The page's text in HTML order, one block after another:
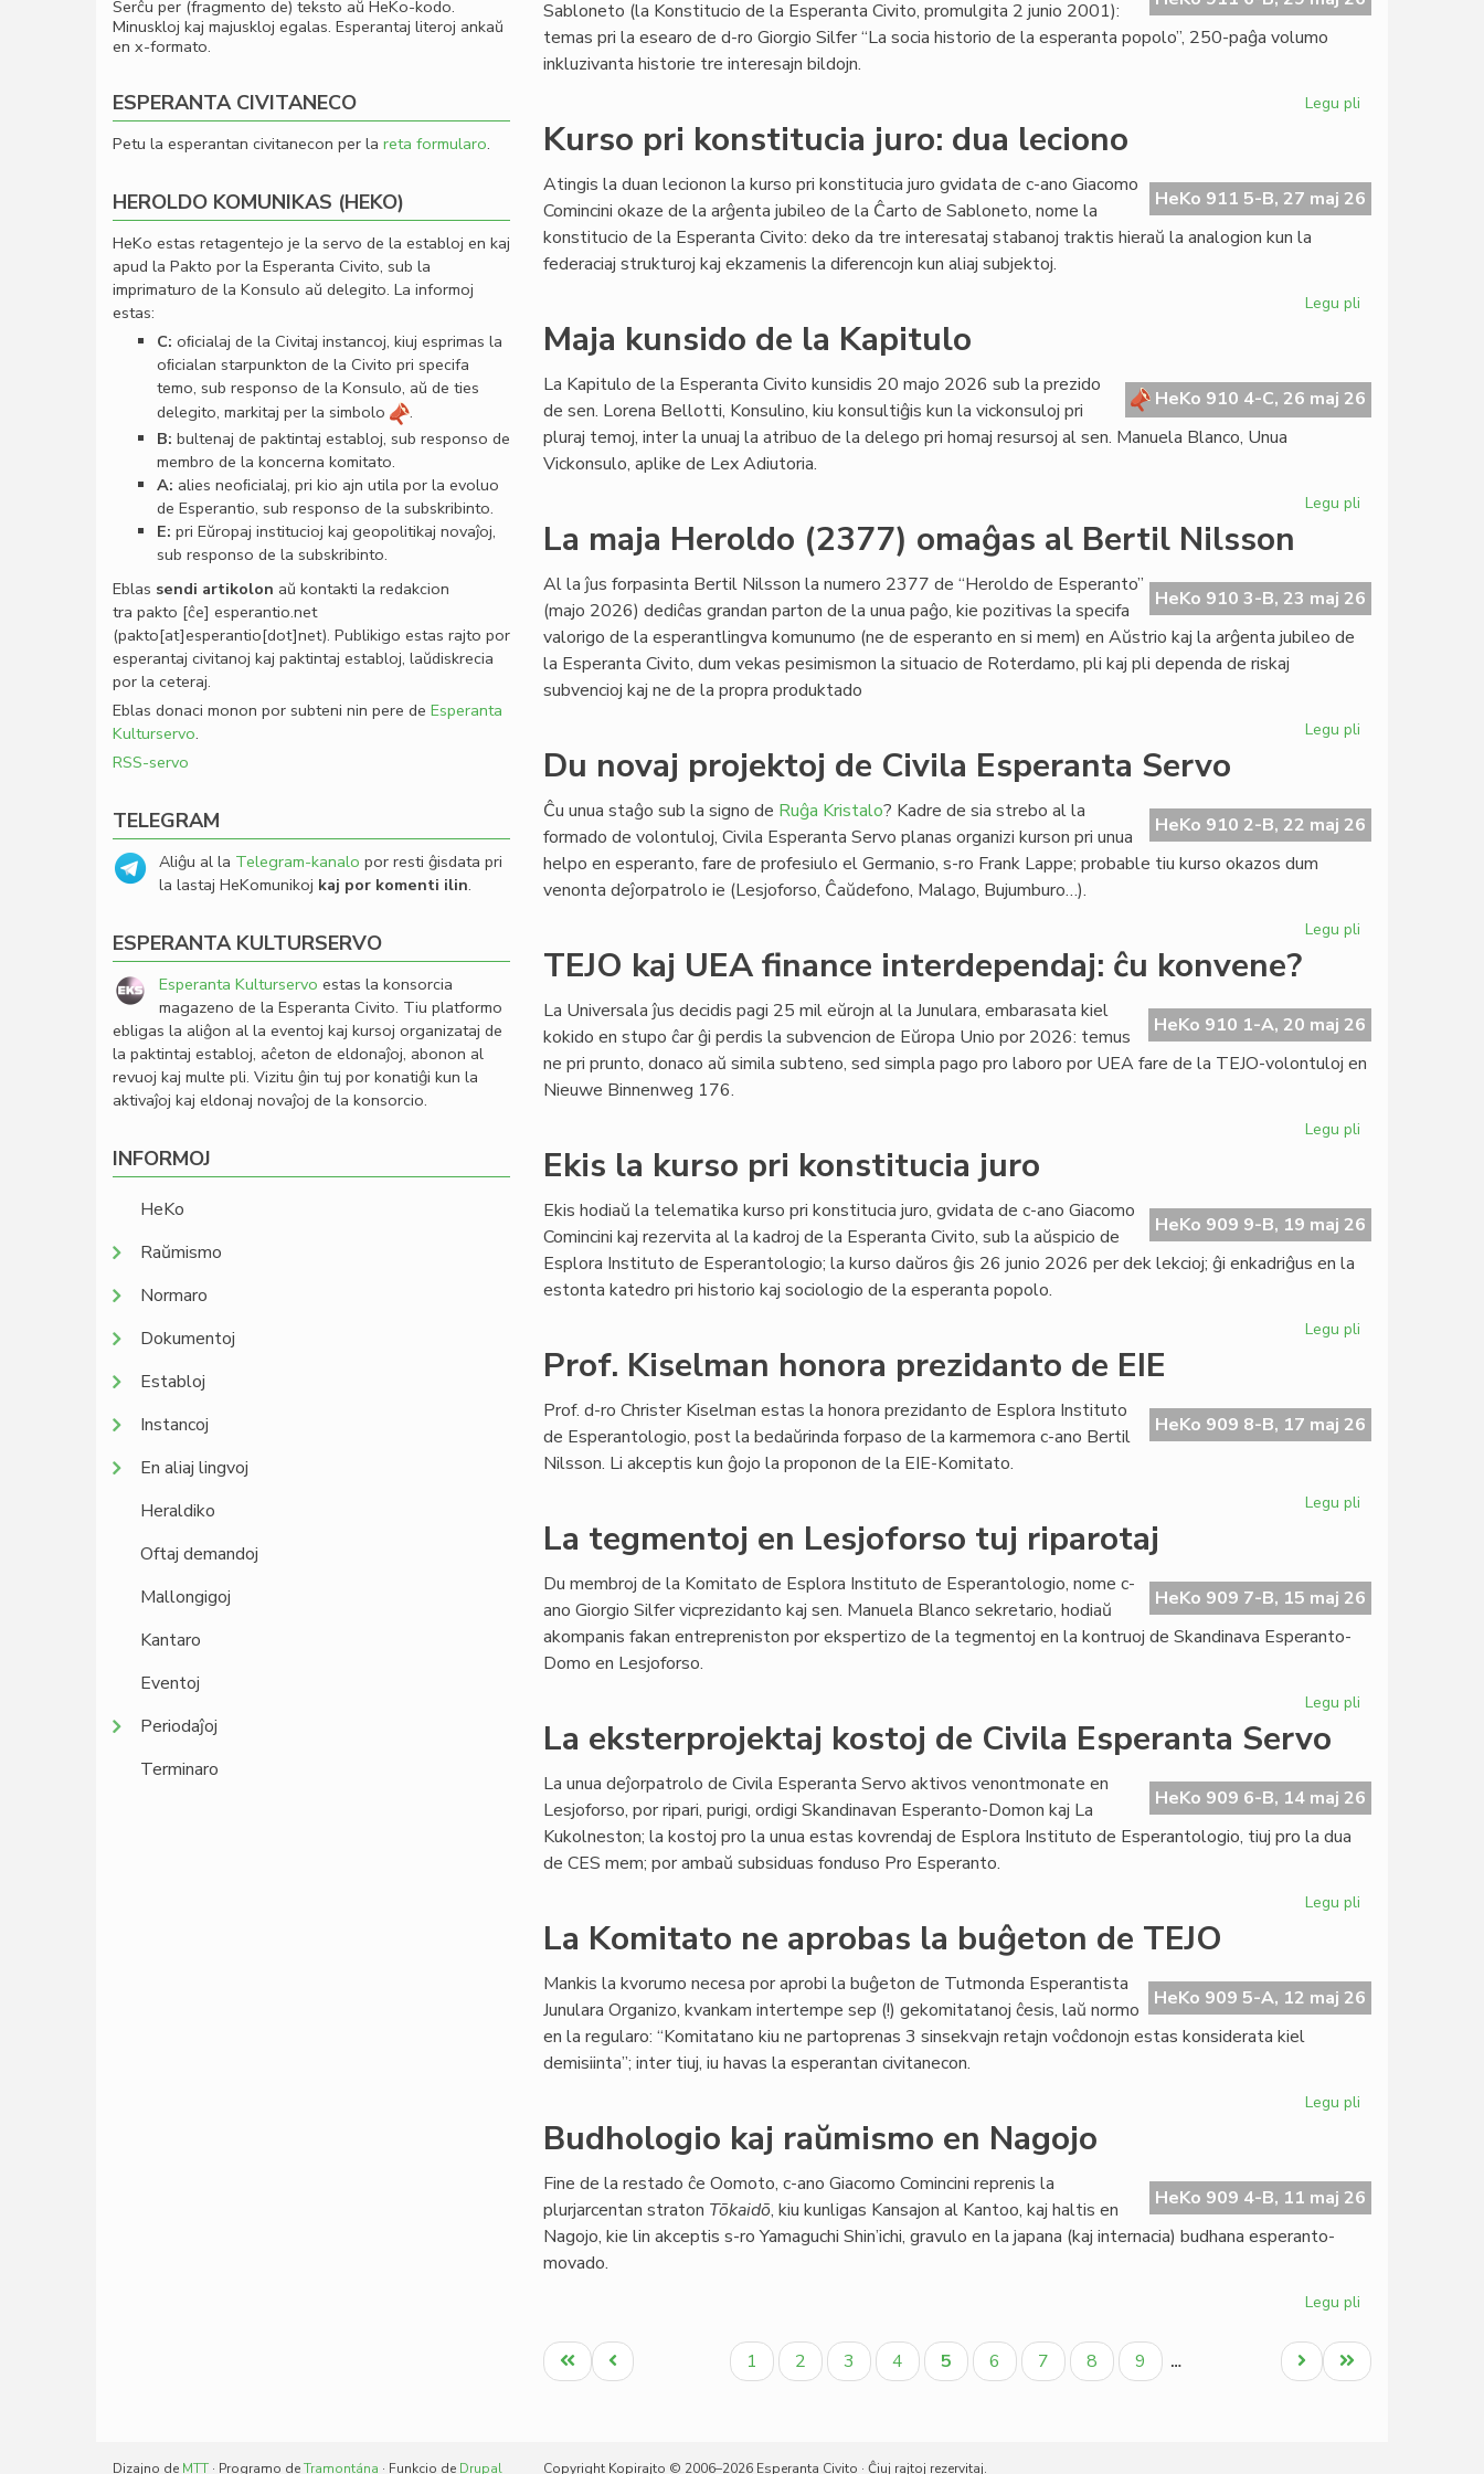
Sabloneto (la Konstitucio de la Esperanta Civito, promulgita 2 junio 2001):
temas pri la esearo de d-ro Giorgio Silfer “La socia historio de la esperanta popolo”, 250-paĝa volumo
inkluzivanta historie tre interesajn bildojn.
Legu pli
de
la
Kurso pri konstitucia juro: dua leciono
HeKo 911 5-B, 27 maj 26
Atingis la duan lecionon la kurso pri konstitucia juro gvidata de c-ano Giacomo
Comincini okaze de la arĝenta jubileo de la Ĉarto de Sabloneto, nome la
konstitucio de la Esperanta Civito: deko da tre interesataj stabanoj traktis hieraŭ la analogion kun la
federaciaj strukturoj kaj ekzamenis la diferencojn kun aliaj subjektoj.
Legu pli
juro:
dua
Maja kunsido de la Kapitulo
HeKo 910 4-C, 26 maj 26
La Kapitulo de la Esperanta Civito kunsidis 20 majo 2026 sub la prezido
de sen. Lorena Bellotti, Konsulino, kiu konsultiĝis kun la vickonsuloj pri
pluraj temoj, inter la unuaj la atribuo de la delego pri homaj resursoj al sen. Manuela Blanco, Unua
Vickonsulo, aplike de Lex Adiutoria.
Legu pli
la
Kapitulo
La maja Heroldo (2377) omaĝas al Bertil Nilsson
HeKo 910 3-B, 23 maj 26
Al la ĵus forpasinta Bertil Nilsson la numero 2377 de “Heroldo de Esperanto”
(majo 2026) dediĉas grandan parton de la unua paĝo, kie pozitivas la specifa
valorigo de la esperantlingva komunumo (ne de esperanto en si mem) en Aŭstrio kaj la arĝenta jubileo de
la Esperanta Civito, dum vekas pesimismon la situacio de Roterdamo, pli kaj pli dependa de riskaj
subvencioj kaj ne de la propra produktado
Legu pli
(2377)
omaĝas
Du novaj projektoj de Civila Esperanta Servo
HeKo 910 2-B, 22 maj 26
Ĉu unua staĝo sub la signo de Ruĝa Kristalo? Kadre de sia strebo al la
formado de volontuloj, Civila Esperanta Servo planas organizi kurson pri unua
helpo en esperanto, fare de profesiulo el Germanio, s-ro Frank Lappe; probable tiu kurso okazos dum
venonta deĵorpatrolo ie (Lesjoforso, Ĉaŭdefono, Malago, Bujumburo…).
Legu pli
de
Civila
Esperanta
TEJO kaj UEA finance interdependaj: ĉu konvene?
HeKo 910 1-A, 20 maj 26
La Universala ĵus decidis pagi 25 mil eŭrojn al la Junulara, embarasata kiel
kokido en stupo ĉar ĝi perdis la subvencion de Eŭropa Unio por 2026: temus
ne pri prunto, donaco aŭ simila subteno, sed simpla pago pro laboro por UEA fare de la TEJO-volontuloj en
Nieuwe Binnenweg 176.
Legu pli
finance
interdependaj:
Ekis la kurso pri konstitucia juro
HeKo 909 9-B, 19 maj 26
Ekis hodiaŭ la telematika kurso pri konstitucia juro, gvidata de c-ano Giacomo
Comincini kaj rezervita al la kadroj de la Esperanta Civito, sub la aŭspicio de
Esplora Instituto de Esperantologio; la kurso daŭros ĝis 26 junio 2026 per dek lekcioj; ĝi enkadriĝus en la
estonta katedro pri historio kaj sociologio de la esperanta popolo.
Legu pli
pri
konstitucia
Prof. Kiselman honora prezidanto de EIE
HeKo 909 8-B, 17 maj 26
Prof. d-ro Christer Kiselman estas la honora prezidanto de Esplora Instituto
de Esperantologio, post la bedaŭrinda forpaso de la karmemora c-ano Bertil
Nilsson. Li akceptis kun ĝojo la proponon de la EIE-Komitato.
Legu pli
prezidanto
de
La tegmentoj en Lesjoforso tuj riparotaj
HeKo 909 7-B, 15 maj 26
Du membroj de la Komitato de Esplora Instituto de Esperantologio, nome c-
ano Giorgio Silfer vicprezidanto kaj sen. Manuela Blanco sekretario, hodiaŭ
akompanis fakan entrepreniston por ekspertizo de la tegmentoj en la kontruoj de Skandinava Esperanto-
Domo en Lesjoforso.
Legu pli
Lesjoforso
tuj
La eksterprojektaj kostoj de Civila Esperanta Servo
HeKo 909 6-B, 14 maj 26
La unua deĵorpatrolo de Civila Esperanta Servo aktivos venontmonate en
Lesjoforso, por ripari, purigi, ordigi Skandinavan Esperanto-Domon kaj La
Kukolneston; la kostoj pro la unua estas kovrendaj de Esplora Instituto de Esperantologio, tiuj pro la dua
de CES mem; por ambaŭ subsiduas fonduso Pro Esperanto.
Legu pli
de
Civila
La Komitato ne aprobas la buĝeton de TEJO
HeKo 909 5-A, 12 maj 26
Mankis la kvorumo necesa por aprobi la buĝeton de Tutmonda Esperantista
Junulara Organizo, kvankam intertempe sep (!) gekomitatanoj ĉesis, laŭ normo
en la regularo: “Komitatano kiu ne partoprenas 3 sinsekvajn retajn voĉdonojn estas konsiderata kiel
demisiinta”; inter tiuj, iu havas la esperantan civitanecon.
Legu pli
aprobas
la
Budhologio kaj raŭmismo en Nagojo
HeKo 909 4-B, 11 maj 26
Fine de la restado ĉe Oomoto, c-ano Giacomo Comincini reprenis la
plurjarcentan straton Tōkaidō, kiu kunligas Kansajon al Kantoo, kaj haltis en
Nagojo, kie lin akceptis s-ro Yamaguchi Shin’ichi, gravulo en la japana (kaj internacia) budhana esperanto-
movado.
Legu pli
kaj
raŭmismo
Pagination
Unua
paĝo
Antaŭa
paĝo
Paĝo
1 Paĝo
2 Paĝo
3 Paĝo
4
Aktuala
paĝo
5 Paĝo
6 Paĝo
7 Paĝo
8 Paĝo
9 …
Last
page
Next
page
Serĉu per (fragmento de) teksto aŭ HeKo-kodo.
Minuskloj kaj majuskloj egalas. Esperantaj literoj ankaŭ
en x-formato.
ESPERANTA CIVITANECO
Petu la esperantan civitanecon per la reta formularo.
HEROLDO KOMUNIKAS (HEKO)
HeKo estas retagentejo je la servo de la establoj en kaj
apud la Pakto por la Esperanta Civito, sub la
imprimaturo de la Konsulo aŭ delegito. La informoj
estas:
C: oﬁcialaj de la Civitaj instancoj, kiuj esprimas la
oﬁcialan starpunkton de la Civito pri specifa
temo, sub responso de la Konsulo, aŭ de ties
delegito, markitaj per la simbolo
.
B: bultenaj de paktintaj establoj, sub responso de
membro de la koncerna komitato.
A: alies neoﬁcialaj, pri kio ajn utila por la evoluo
de Esperantio, sub responso de la subskribinto.
E: pri Eŭropaj institucioj kaj geopolitikaj novaĵoj,
sub responso de la subskribinto.
Eblas sendi artikolon aŭ kontakti la redakcion
tra pakto [ĉe] esperantio.net
(pakto[at]esperantio[dot]net). Publikigo estas rajto por
esperantaj civitanoj kaj paktintaj establoj, laŭdiskrecia
por la ceteraj.
Eblas donaci monon por subteni nin pere de Esperanta
Kulturservo.
RSS-servo
TELEGRAM
Aliĝu al la Telegram-kanalo por resti ĝisdata pri
la lastaj HeKomunikoj kaj por komenti ilin.
ESPERANTA KULTURSERVO
Esperanta Kulturservo estas la konsorcia
magazeno de la Esperanta Civito. Tiu platformo
ebligas la aliĝon al la eventoj kaj kursoj organizataj de
la paktintaj establoj, aĉeton de eldonaĵoj, abonon al
revuoj kaj multe pli. Vizitu ĝin tuj por konatiĝi kun la
aktivaĵoj kaj eldonaj novaĵoj de la konsorcio.
INFORMOJ
HeKo
Raŭmismo
Normaro
Dokumentoj
Establoj
Instancoj
En aliaj lingvoj
Heraldiko
Oftaj demandoj
Mallongigoj
Kantaro
Eventoj
Periodaĵoj
Terminaro
Dizajno de MTT · Programo deTramontána · Funkcio de Drupal Copyright Kopirajto © 2006–2026 Esperanta Civito · Ĉiuj rajtoj rezervitaj.